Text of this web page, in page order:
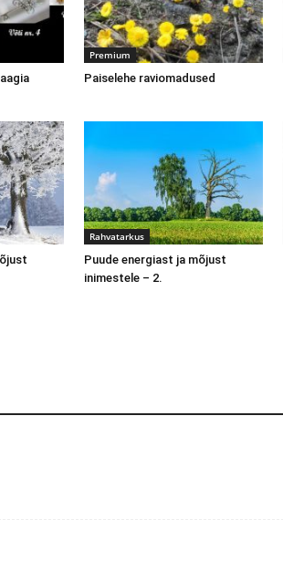
Premium
Paiselehe raviomadused
Rahvatarkus
Puude energiast ja mõjust
inimestele – 2.